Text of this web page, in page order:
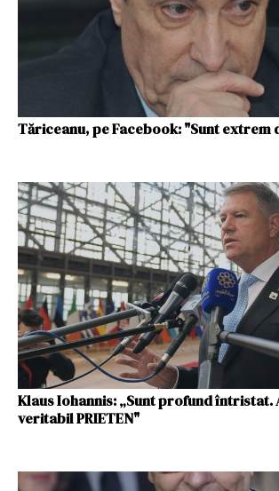
Tăriceanu, pe Facebook: "Sunt extrem
Klaus Iohannis: „Sunt profund întristat.
veritabil PRIETEN"